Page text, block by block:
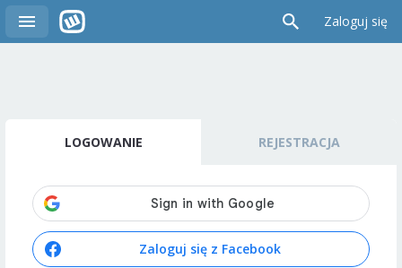
Zaloguj się
LOGOWANIE REJESTRACJA
Zaloguj się z Facebook